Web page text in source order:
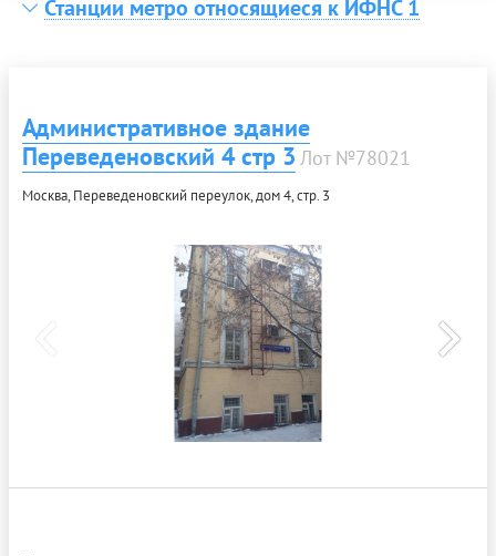
Станции метро относящиеся к ИФНС 1
Административное здание
Переведеновский 4 стр 3 Лот №78021
Москва, Переведеновский переулок, дом 4, стр. 3